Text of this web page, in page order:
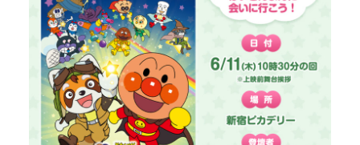
2025年2月